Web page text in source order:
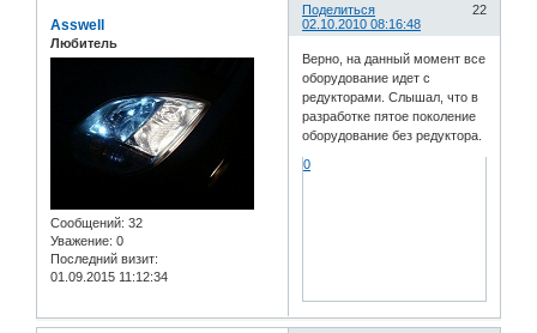
Поделиться
22
02.10.2010 08:16:48
Asswell
Любитель
Сообщений: 32
Уважение: 0
Последний визит:
01.09.2015 11:12:34
Верно, на данный момент все
оборудование идет с
редукторами. Слышал, что в
разработке пятое поколение
оборудование без редуктора.
0